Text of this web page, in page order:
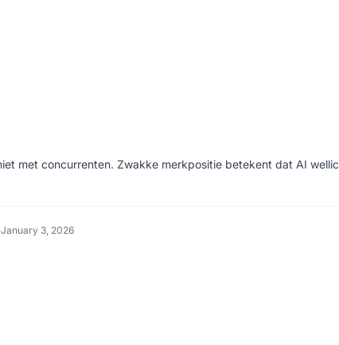
met concurrenten. Zwakke merkpositie betekent dat AI
·January 3, 2026